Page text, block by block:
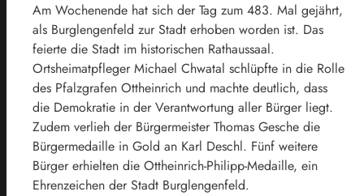
Am Wochenende hat sich der Tag zum 483. Mal gejährt,
als Burglengenfeld zur Stadt erhoben worden ist. Das
feierte die Stadt im historischen Rathaussaal.
Ortsheimatpfleger Michael Chwatal schlüpfte in die Rolle
des Pfalzgrafen Ottheinrich und machte deutlich, dass
die Demokratie in der Verantwortung aller Bürger liegt.
Zudem verlieh der Bürgermeister Thomas Gesche die
Bürgermedaille in Gold an Karl Deschl. Fünf weitere
Bürger erhielten die Ottheinrich-Philipp-Medaille, ein
Ehrenzeichen der Stadt Burglengenfeld.